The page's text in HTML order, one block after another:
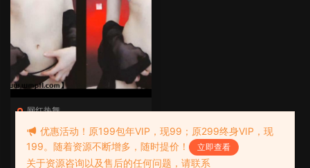
网红热舞
28、主播静静土豪几千元定
制精品视频[10V738M]
2023-04-29 9.9
优惠活动！原199包年VIP，现99；原299终身VIP，现
199。随着资源不断增多，随时提价！
立即查看
关于资源咨询以及售后的任何问题，请联系